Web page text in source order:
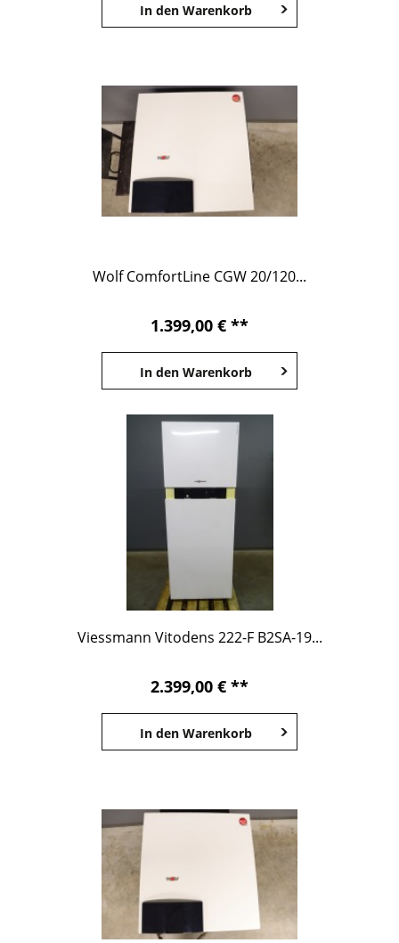
In den Warenkorb
Wolf ComfortLine CGW 20/120...
1.399,00 € **
In den Warenkorb
Viessmann Vitodens 222-F B2SA-19...
2.399,00 € **
In den Warenkorb